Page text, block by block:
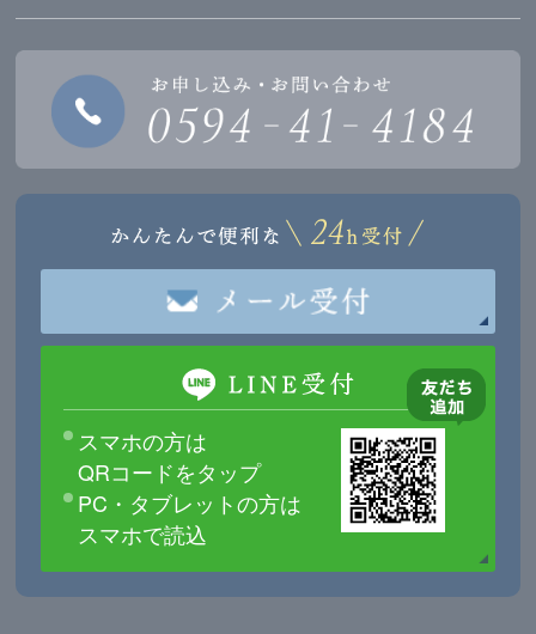
スマホの方は
QRコードをタップ
PC・タブレットの方は
スマホで読込